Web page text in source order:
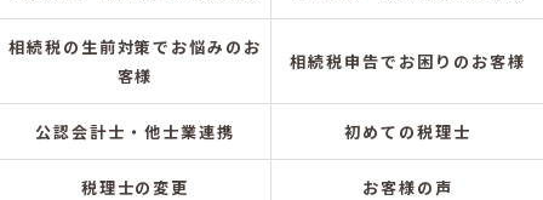
相続税の生前対策でお悩みのお
客様
相続税申告でお困りのお客様
公認会計士・他士業連携 初めての税理士
税理士の変更 お客様の声